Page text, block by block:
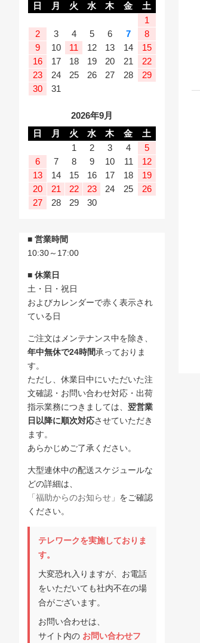
日
月 火 水 木 金
土
1
2
3 4 5 6 7
8
9
10 11 12 13 14
15
16
17 18 19 20 21
22
23
24 25 26 27 28
29
30
31
2026年9月
日
月 火 水 木 金
土
1
2 3 4
5
6
7 8 9 10 11
12
13
14 15 16 17 18
19
20
21 22 23 24 25
26
27
28 29 30
■ 営業時間
10:30～17:00
■ 休業日
土・日・祝日
およびカレンダーで赤く表示され
ている日
ご注文はメンテナンス中を除き、
年中無休で24時間承っておりま
す。
ただし、休業日中にいただいた注
文確認・お問い合わせ対応・出荷
指示業務につきましては、 翌営業
日以降に順次対応させていただき
ます。
あらかじめご了承ください。
大型連休中の配送スケジュールな
どの詳細は、
「福助からのお知らせ」 をご確認
ください。
テレワークを実施しておりま
す。
大変恐れ入りますが、お電話
をいただいても社内不在の場
合がございます。
お問い合わせは、
サイト内の お問い合わせフ